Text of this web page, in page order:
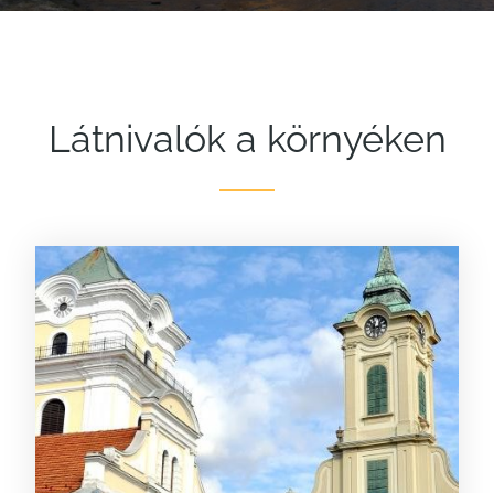
Látnivalók a környéken